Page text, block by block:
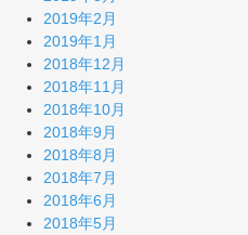
2019年2月
2019年1月
2018年12月
2018年11月
2018年10月
2018年9月
2018年8月
2018年7月
2018年6月
2018年5月